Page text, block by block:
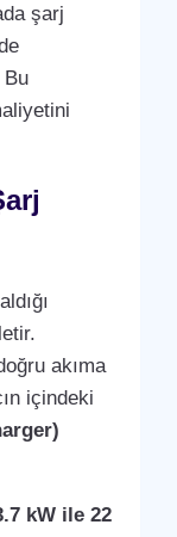
şarj
Bu
akıma
içindeki
kW ile 22